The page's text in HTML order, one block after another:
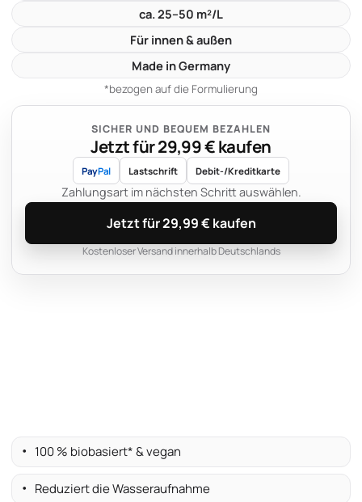
ca. 25–50 m²/L
Für innen & außen
Made in Germany
*bezogen auf die Formulierung
SICHER UND BEQUEM BEZAHLEN
Jetzt für 29,99 € kaufen
PayPal Lastschrift Debit-/Kreditkarte
Zahlungsart im nächsten Schritt auswählen.
Jetzt für 29,99 € kaufen
Kostenloser Versand innerhalb Deutschlands
100 % biobasiert* & vegan
Reduziert die Wasseraufnahme